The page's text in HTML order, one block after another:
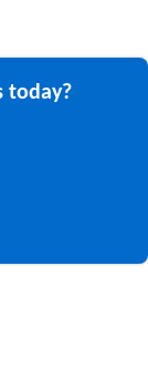
today?